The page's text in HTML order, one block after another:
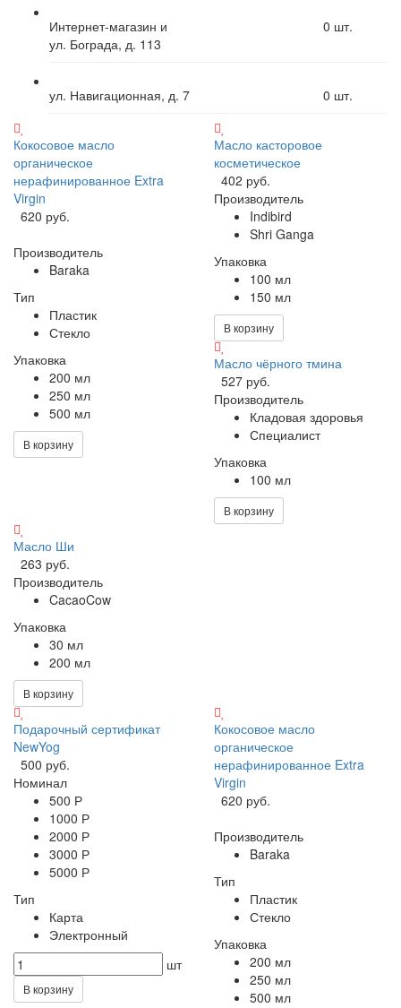
Интернет-магазин и
ул. Бограда, д. 113
0 шт.
ул. Навигационная, д. 7 0 шт.
Кокосовое масло
органическое
нерафинированное Extra
Virgin
620 руб.
Производитель
Baraka
Тип
Пластик
Стекло
Упаковка
200 мл
250 мл
500 мл
В корзину
Масло касторовое
косметическое
402 руб.
Производитель
Indibird
Shri Ganga
Упаковка
100 мл
150 мл
В корзину
Масло чёрного тмина
527 руб.
Производитель
Кладовая здоровья
Специалист
Упаковка
100 мл
В корзину
Масло Ши
263 руб.
Производитель
CacaoCow
Упаковка
30 мл
200 мл
В корзину
Подарочный сертификат
NewYog
500 руб.
Номинал
500 Р
1000 Р
2000 Р
3000 Р
5000 Р
Тип
Карта
Электронный
шт
В корзину
Кокосовое масло
органическое
нерафинированное Extra
Virgin
620 руб.
Производитель
Baraka
Тип
Пластик
Стекло
Упаковка
200 мл
250 мл
500 мл